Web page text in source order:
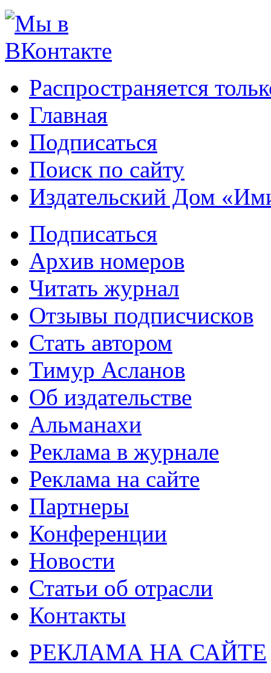
Распространяется
Главная
Подписаться
Поиск по сайту
Издательский Дом
Подписаться
Архив номеров
Читать журнал
Отзывы подписчисков
Стать автором
Тимур Асланов
Об издательстве
Альманахи
Реклама в журнале
Реклама на сайте
Партнеры
Конференции
Новости
Статьи об отрасли
Контакты
РЕКЛАМА НА САЙТЕ